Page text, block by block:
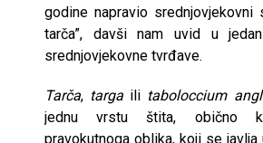
godine napravio srednjovjekovni
tarča”, davši nam uvid u
srednjovjekovne tvrđave.
Tarča, targa ili taboloccium
jednu vrstu štita, obično
pravokutnoga oblika, koji se